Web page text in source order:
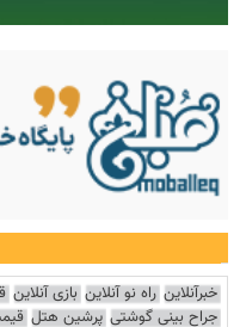
خبرآنلاین راه نو آنلاین بازی آنلاین
جراح بینی گوشتی پرشین هتل